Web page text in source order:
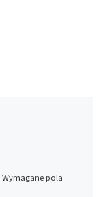
Wymagane pola